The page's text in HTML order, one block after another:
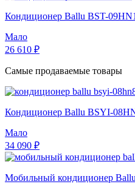
Кондиционер Ballu BST-09HN1
Мало
26 610 ₽
Самые продаваемые товары
Кондиционер Ballu BSYI-
Мало
34 090 ₽
Мобильный кондиционер